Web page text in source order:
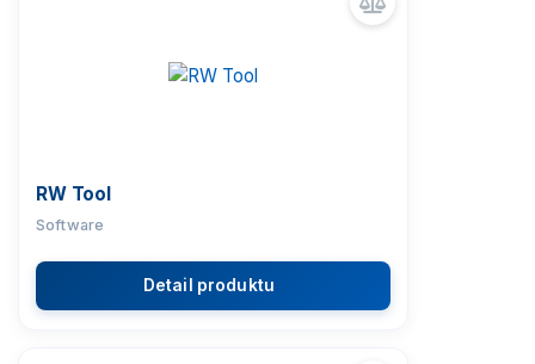
RW Tool
Software
Detail produktu